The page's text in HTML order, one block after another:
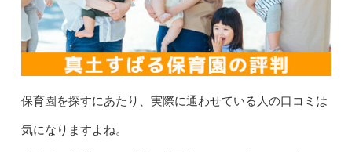
保育園を探すにあたり、実際に通わせている人の口コミは
気になりますよね。